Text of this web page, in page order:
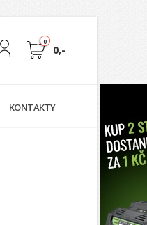
0
0,-
KONTAKTY